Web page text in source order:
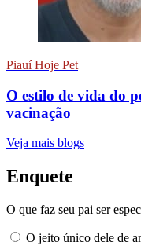
Piauí Hoje Pet
O estilo de vida do
vacinação
Veja mais blogs
Enquete
O que faz seu pai ser
O jeito único dele de